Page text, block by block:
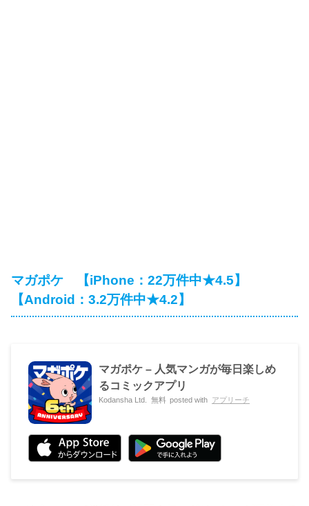
マガポケ 【iPhone：22万件中★4.5】
【Android：3.2万件中★4.2】
マガポケ – 人気マンガが毎日楽しめ
るコミックアプリ
Kodansha Ltd. 無料 posted with アプリーチ